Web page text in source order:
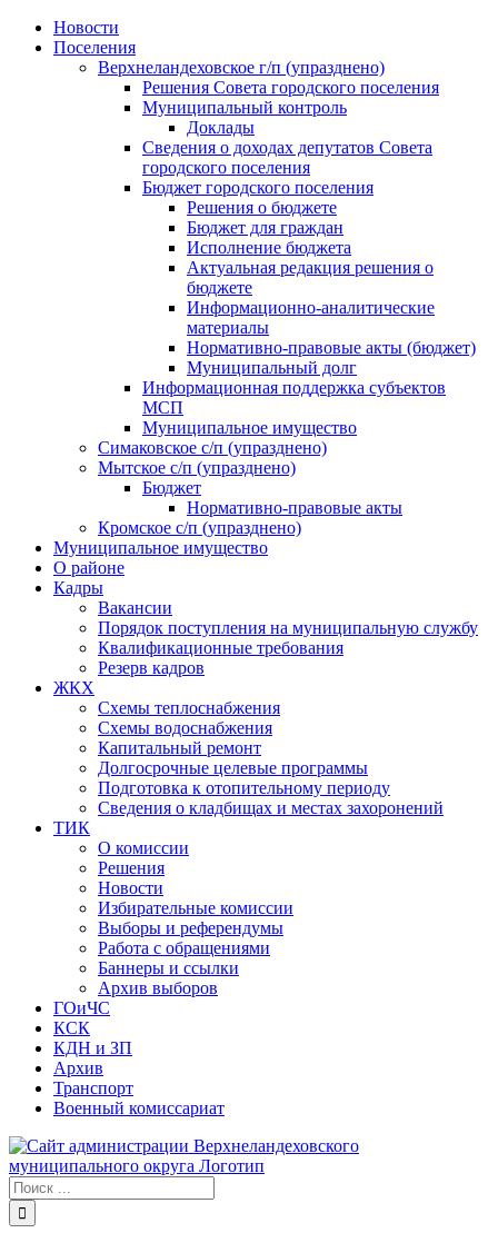
Skip
Новости
Поселения
Верхнеландеховское г/п (упразднено)
Решения Совета городского поселения
Муниципальный контроль
Доклады
Сведения о доходах депутатов Совета
городского поселения
Бюджет городского поселения
Решения о бюджете
Бюджет для граждан
Исполнение бюджета
Актуальная редакция решения о
бюджете
Информационно-аналитические
материалы
Нормативно-правовые акты (бюджет)
Муниципальный долг
Информационная поддержка субъектов
МСП
Муниципальное имущество
Симаковское с/п (упразднено)
Мытское с/п (упразднено)
Бюджет
Нормативно-правовые акты
Кромское с/п (упразднено)
Муниципальное имущество
О районе
Кадры
Вакансии
Порядок поступления на муниципальную службу
Квалификационные требования
Резерв кадров
ЖКХ
Схемы теплоснабжения
Схемы водоснабжения
Капитальный ремонт
Долгосрочные целевые программы
Подготовка к отопительному периоду
Сведения о кладбищах и местах захоронений
ТИК
О комиссии
Решения
Новости
Избирательные комиссии
Выборы и референдумы
Работа с обращениями
Баннеры и ссылки
Архив выборов
ГОиЧС
КСК
КДН и ЗП
Архив
Транспорт
Военный комиссариат
Результат
поиска: